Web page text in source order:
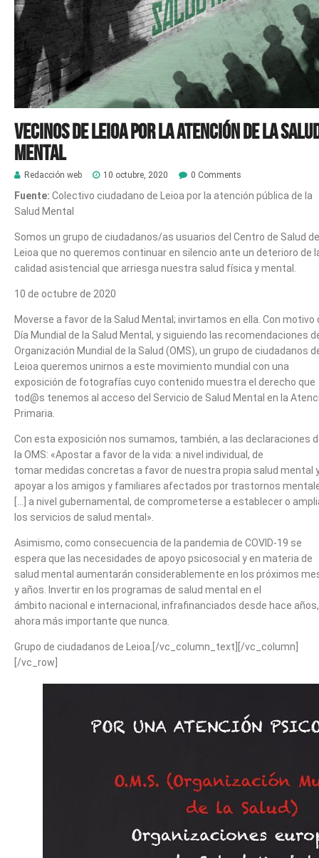
Vecinos de Leioa por la atención de la
Mental
Redacción web 10 octubre, 2020 0 Comments
Fuente: Colectivo ciudadano de Leioa por la atención pública de la
Salud Mental
Somos un grupo de ciudadanos/as usuarios del Centro de Salud de
Leioa que no queremos continuar en silencio ante un deterioro de
calidad asistencial que arriesga nuestra salud física y mental.
10 de octubre de 2020
Moverse a favor de la Salud Mental; invirtamos en ella. Con motivo
Día Mundial de la Salud Mental, y siguiendo las recomendaciones
Organización Mundial de la Salud (OMS), un grupo de ciudadanos
Leioa queremos unirnos a este movimiento mundial con una
exposición de fotografías cuyo contenido muestra el derecho que
tod@s tenemos al acceso del Servicio de Salud Mental en la
Primaria.
Con esta exposición nos sumamos, también, a las declaraciones
la OMS: «Apostar a favor de la vida: a nivel individual, de
tomar medidas concretas a favor de nuestra propia salud mental
apoyar a los amigos y familiares afectados por trastornos
[…] a nivel gubernamental, de comprometerse a establecer o
los servicios de salud mental».
Asimismo, como consecuencia de la pandemia de COVID-19 se
espera que las necesidades de apoyo psicosocial y en materia de
salud mental aumentarán considerablemente en los próximos
y años. Invertir en los programas de salud mental en el
ámbito nacional e internacional, infrafinanciados desde hace
ahora más importante que nunca.
Grupo de ciudadanos de Leioa.[/vc_column_text][/vc_column]
[/vc_row]